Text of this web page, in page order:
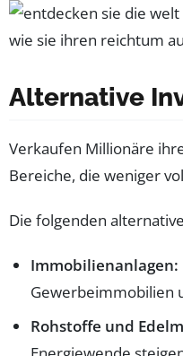
Alternative
Verkaufen Millionäre
Bereiche, die weniger
Die folgenden
Immobilienanlagen:
Gewerbeimmobilien
Rohstoffe und